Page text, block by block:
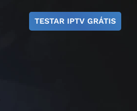
TESTAR IPTV GRÁTIS